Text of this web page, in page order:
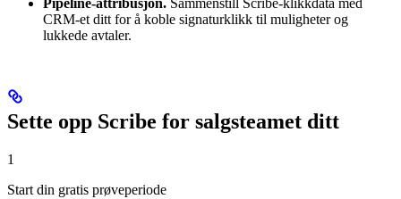
Pipeline-attribusjon. Sammenstill Scribe-klikkdata med
CRM-et ditt for å koble signaturklikk til muligheter og
lukkede avtaler.
Sette opp Scribe for salgsteamet ditt
1
Start din gratis prøveperiode